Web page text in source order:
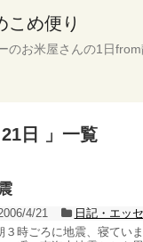
こめ便り
のお米屋さんの1日
21日 」一覧
4/21
日記・エッ
３時ごろに地震、寝てい